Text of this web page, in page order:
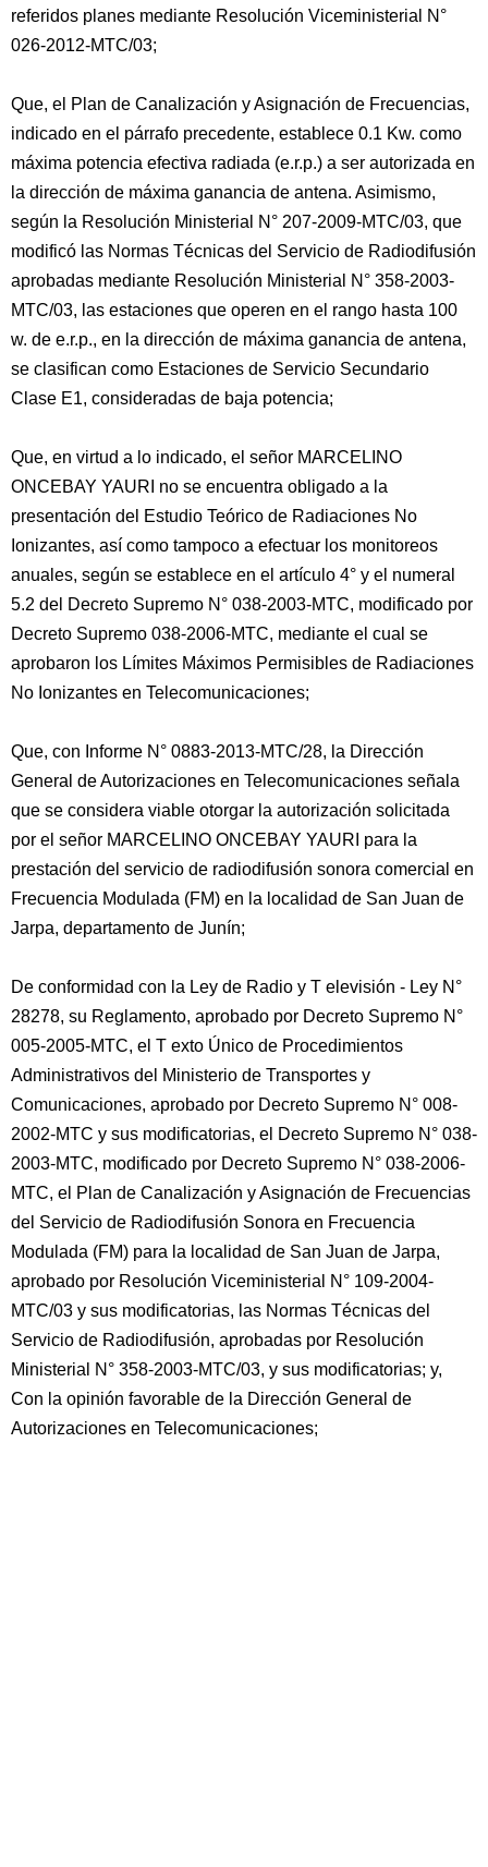
referidos planes mediante Resolución Viceministerial N°
026-2012-MTC/03;
Que, el Plan de Canalización y Asignación de Frecuencias,
indicado en el párrafo precedente, establece 0.1 Kw. como
máxima potencia efectiva radiada (e.r.p.) a ser autorizada en
la dirección de máxima ganancia de antena. Asimismo,
según la Resolución Ministerial N° 207-2009-MTC/03, que
modificó las Normas Técnicas del Servicio de Radiodifusión
aprobadas mediante Resolución Ministerial N° 358-2003-
MTC/03, las estaciones que operen en el rango hasta 100
w. de e.r.p., en la dirección de máxima ganancia de antena,
se clasifican como Estaciones de Servicio Secundario
Clase E1, consideradas de baja potencia;
Que, en virtud a lo indicado, el señor MARCELINO
ONCEBAY YAURI no se encuentra obligado a la
presentación del Estudio Teórico de Radiaciones No
Ionizantes, así como tampoco a efectuar los monitoreos
anuales, según se establece en el artículo 4° y el numeral
5.2 del Decreto Supremo N° 038-2003-MTC, modificado por
Decreto Supremo 038-2006-MTC, mediante el cual se
aprobaron los Límites Máximos Permisibles de Radiaciones
No Ionizantes en Telecomunicaciones;
Que, con Informe N° 0883-2013-MTC/28, la Dirección
General de Autorizaciones en Telecomunicaciones señala
que se considera viable otorgar la autorización solicitada
por el señor MARCELINO ONCEBAY YAURI para la
prestación del servicio de radiodifusión sonora comercial en
Frecuencia Modulada (FM) en la localidad de San Juan de
Jarpa, departamento de Junín;
De conformidad con la Ley de Radio y T elevisión - Ley N°
28278, su Reglamento, aprobado por Decreto Supremo N°
005-2005-MTC, el T exto Único de Procedimientos
Administrativos del Ministerio de Transportes y
Comunicaciones, aprobado por Decreto Supremo N° 008-
2002-MTC y sus modificatorias, el Decreto Supremo N° 038-
2003-MTC, modificado por Decreto Supremo N° 038-2006-
MTC, el Plan de Canalización y Asignación de Frecuencias
del Servicio de Radiodifusión Sonora en Frecuencia
Modulada (FM) para la localidad de San Juan de Jarpa,
aprobado por Resolución Viceministerial N° 109-2004-
MTC/03 y sus modificatorias, las Normas Técnicas del
Servicio de Radiodifusión, aprobadas por Resolución
Ministerial N° 358-2003-MTC/03, y sus modificatorias; y,
Con la opinión favorable de la Dirección General de
Autorizaciones en Telecomunicaciones;